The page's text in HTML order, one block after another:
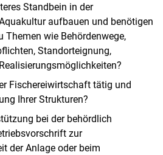
Standbein in der
aufbauen und benötigen
Themen wie Behördenwege,
Standorteignung,
Fischereiwirtschaft tätig und
Ihrer Strukturen?
bei der behördlich
zur
der Anlage oder beim